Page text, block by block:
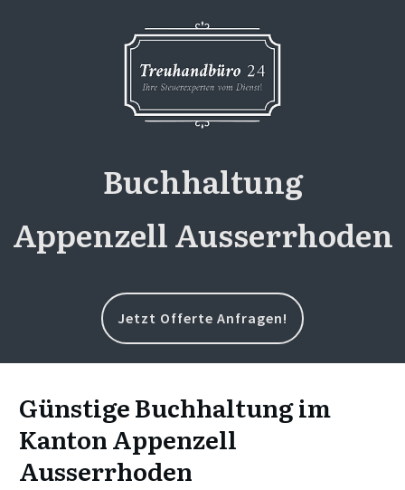
Buchhaltung
Appenzell Ausserrhoden
Jetzt Offerte Anfragen!
Günstige Buchhaltung im
Kanton Appenzell
Ausserrhoden